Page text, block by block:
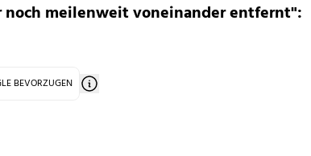
meilenweit voneinander entfernt":
BEVORZUGEN